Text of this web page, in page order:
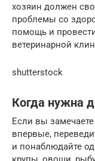
хозяин должен
проблемы со
помощь и
ветеринарной
shutterstock
Когда нужна
Если вы
впервые,
и понаблюдайте